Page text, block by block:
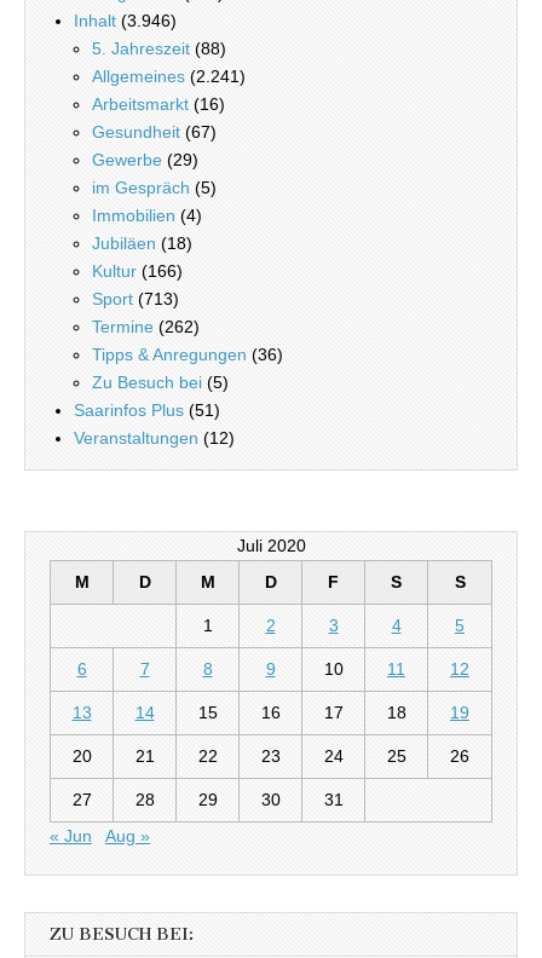
Inhalt (3.946)
5. Jahreszeit (88)
Allgemeines (2.241)
Arbeitsmarkt (16)
Gesundheit (67)
Gewerbe (29)
im Gespräch (5)
Immobilien (4)
Jubiläen (18)
Kultur (166)
Sport (713)
Termine (262)
Tipps & Anregungen (36)
Zu Besuch bei (5)
Saarinfos Plus (51)
Veranstaltungen (12)
Juli 2020
M
D M D F S S
1 2 3 4 5
6 7 8 9 10 11 12
13 14 15 16 17 18 19
20 21 22 23 24 25 26
27 28 29 30
31
« Jun
Aug »
ZU BESUCH BEI: